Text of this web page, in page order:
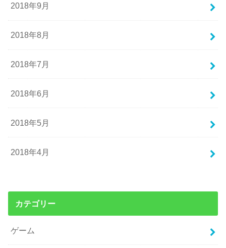
2018年9月
2018年8月
2018年7月
2018年6月
2018年5月
2018年4月
カテゴリー
ゲーム